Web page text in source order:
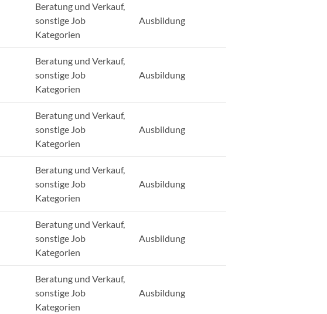
Beratung und Verkauf,
sonstige Job
Kategorien
Ausbildung
Beratung und Verkauf,
sonstige Job
Kategorien
Ausbildung
Beratung und Verkauf,
sonstige Job
Kategorien
Ausbildung
Beratung und Verkauf,
sonstige Job
Kategorien
Ausbildung
Beratung und Verkauf,
sonstige Job
Kategorien
Ausbildung
Beratung und Verkauf,
sonstige Job
Kategorien
Ausbildung